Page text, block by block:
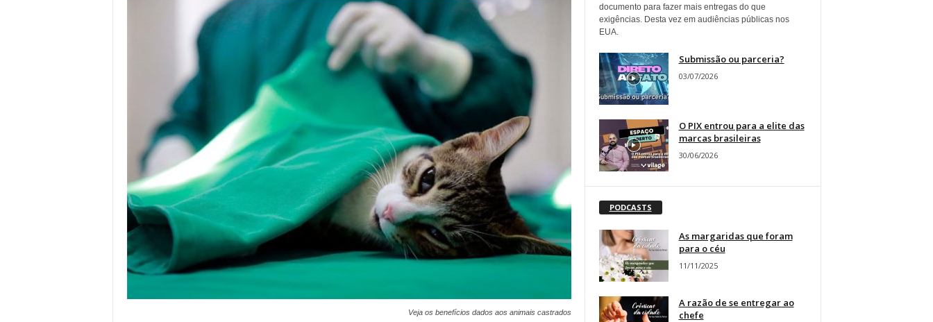
Veja os benefícios dados aos animais castrados
documento para fazer mais entregas do que
exigências. Desta vez em audiências públicas nos
EUA.
Submissão ou parceria?
03/07/2026
O PIX entrou para a elite das
marcas brasileiras
30/06/2026
PODCASTS
As margaridas que foram
para o céu
11/11/2025
A razão de se entregar ao
chefe